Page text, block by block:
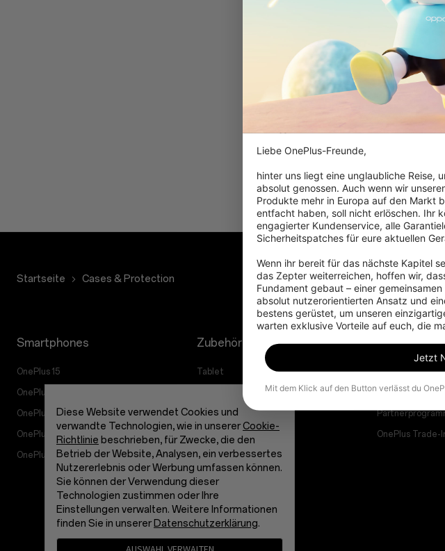
OnePlus 15R Sandstone
Startseite Cases & Protection
Smartphones
OnePlus 15
OnePlus 15R
OnePlus 13
OnePlus Nord 5
OnePlus Nord CE5
Zubehör
Tablet
Audioprodukt
Gehäuse & Schutz
Netzanschluss & Kabel
Lifestyle
Programme
Verbinde deine
OnePlus Trade-
Liebe OnePlus-Freunde,
hinter uns liegt eine unglaubliche Reise,
absolut genossen. Auch wenn wir
Produkte mehr in Europa auf den Markt
entfacht haben, soll nicht erlöschen. Ihr
engagierter Kundenservice, alle
Sicherheitspatches für eure aktuellen
Wenn ihr bereit für das nächste Kapitel
das Zepter weiterreichen, hoffen wir,
Fundament gebaut – einer
absolut nutzerorientierten Ansatz und
bestens gerüstet, um unseren
warten exklusive Vorteile auf euch, die
Jetzt
Mit dem Klick auf den Button verlässt du
Diese Website verwendet Cookies und
verwandte Technologien, wie in unsererCookie-
Richtlinie beschrieben, für Zwecke, die den
Betrieb der Website, Analysen, ein verbessertes
Nutzererlebnis oder Werbung umfassen können.
Sie können der Verwendung dieser
Technologien zustimmen oder Ihre
Einstellungen verwalten. Weitere Informationen
finden Sie in unserer Datenschutzerklärung.